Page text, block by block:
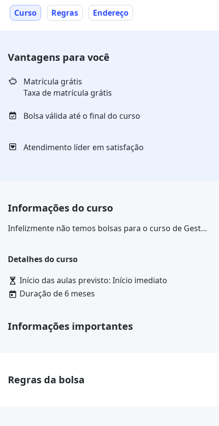
Curso Regras Endereço
Vantagens para você
Matrícula grátis
Taxa de matrícula grátis
Bolsa válida até o final do curso
Atendimento líder em satisfação
Informações do curso
Infelizmente não temos bolsas para o curso de Gestão
opções para o curso de
Detalhes do curso
Início das aulas previsto: Início imediato
Duração de 6 meses
Informações importantes
Regras da bolsa